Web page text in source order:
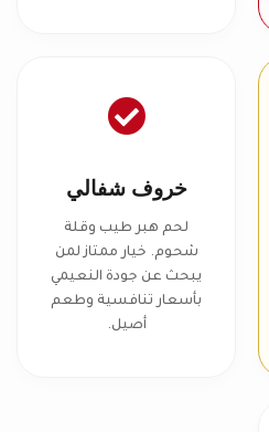
خروف شفالي
لحم هبر طيب وقلة
شحوم. خيار ممتاز لمن
يبحث عن جودة النعيمي
بأسعار تنافسية وطعم
أصيل.